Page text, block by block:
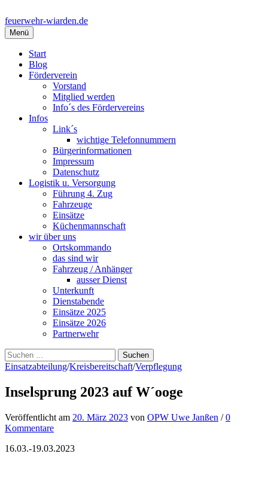
zum
Inhalt
feuerwehr-wiarden.de
Menü
Start
Blog
Förderverein
Vorstand
Mitglied werden
Info´s des Fördervereins
Infos
Link´s
wichtige Telefonnummern
Bürgerinformationen
Impressum
Datenschutz
Logistik u. Versorgung
Führung 4. Zug
Fahrzeuge
Einsätze
Küchenmannschaft
wir über uns
Ortskommando
das sind wir
Fahrzeug / Anhänger
ausser Dienst
Unterkunft
Dienstabende
Einsätze 2025
Einsätze 2026
Partnerwehr
Suchen
nach:
Einsatzabteilung/Kreisbereitschaft/Verpflegung
Inselsprung 2023 auf W´ooge
Veröffentlicht am 20. März 2023 von OPW Uwe Janßen /0
Kommentare
16.03.-19.03.2023